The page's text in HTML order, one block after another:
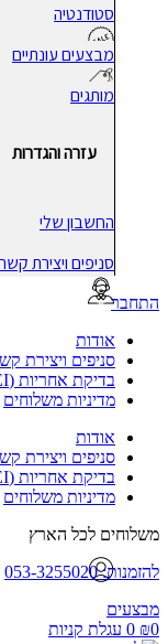
סטודנטיה
מבצעים עונתיים
מותגים
עזרה והגדרות
החשבון שלי
סניפים ויצירת קשר
אודות
סניפים ויצירת קשר
בדיקת אחריות (IMEI)
מדיניות משלוחים
אודות
סניפים ויצירת קשר
בדיקת אחריות (IMEI)
מדיניות משלוחים
לכל הארץ
053-3255020
0 עגלת קניות